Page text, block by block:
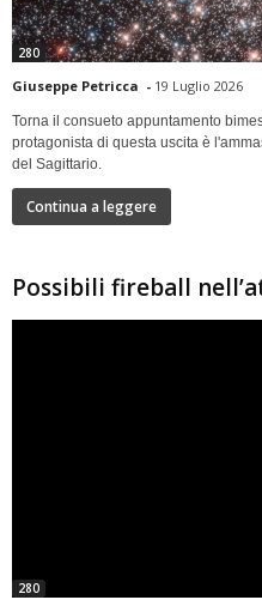
280
Giuseppe Petricca - 19 Luglio 2026
Torna il consueto appuntamento
protagonista di questa uscita è
del Sagittario.
Continua a leggere
Possibili fireball
280